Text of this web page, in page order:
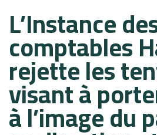
L’Instance
comptables
rejette les
visant à
à l’image du
on: